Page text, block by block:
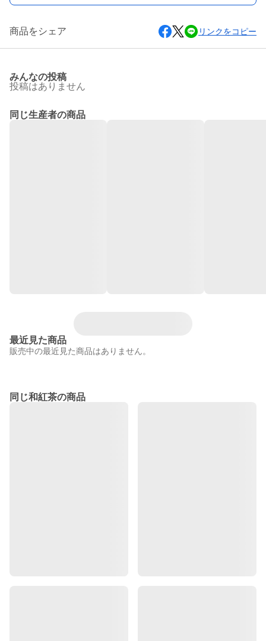
商品をシェア リンクをコピー
みんなの投稿
投稿はありません
同じ生産者の商品
最近見た商品
販売中の最近見た商品はありません。
同じ和紅茶の商品